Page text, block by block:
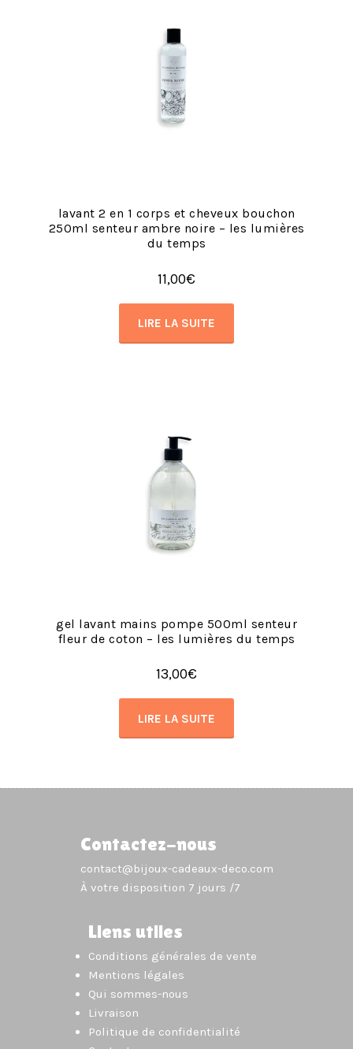
lavant 2 en 1 corps et cheveux bouchon
250ml senteur ambre noire – les lumières
du temps
11,00€
LIRE LA SUITE
gel lavant mains pompe 500ml senteur
fleur de coton – les lumières du temps
13,00€
LIRE LA SUITE
Contactez-nous
contact@bijoux-cadeaux-deco.com
À votre disposition 7 jours /7
Liens utiles
Conditions générales de vente
Mentions légales
Qui sommes-nous
Livraison
Politique de confidentialité